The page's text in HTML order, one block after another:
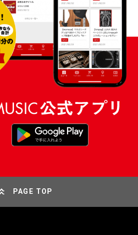
PAGE TOP